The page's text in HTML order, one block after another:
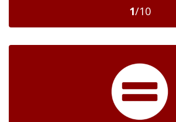
1/10
/12